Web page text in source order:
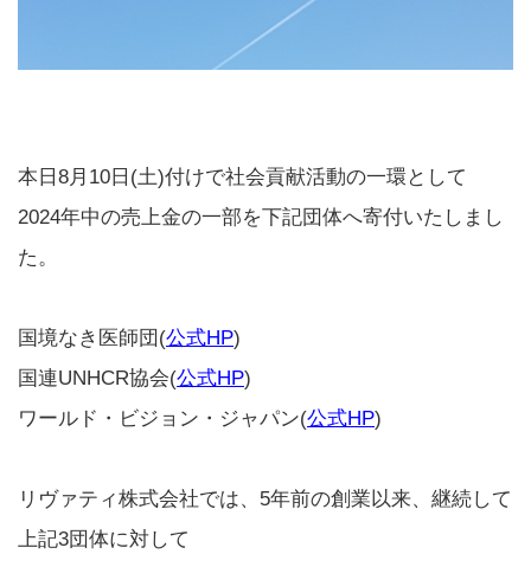
本日8月10日(土)付けで社会貢献活動の一環として
2024年中の売上金の一部を下記団体へ寄付いたしまし
た。
国境なき医師団(公式HP)
国連UNHCR協会(公式HP)
ワールド・ビジョン・ジャパン(公式HP)
リヴァティ株式会社では、5年前の創業以来、継続して
上記3団体に対して